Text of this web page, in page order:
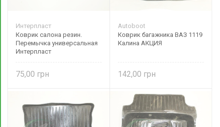
Интерпласт
Коврик салона резин.
Перемычка универсальная
Интерпласт
75,00
Autoboot
Коврик багажника ВАЗ 1119
Калина АКЦИЯ
142,00